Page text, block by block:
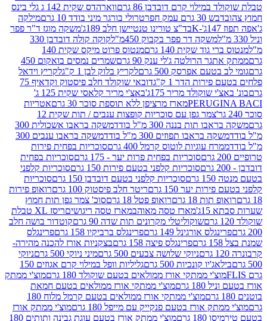
קרם דובדבן 86 גרם
ווארהדס שקית 142 ג גלי בינס
דבש 30 גרם עמק חפר
טרולי בורגר מיני בודד 10 גרם
מילקה
בד"צ טורינו טנטיישן חלב 189ג'
משקה מוגז ד"ר פפר
משקה דר פפר בקבוק 450מ"ל
קוקה קולה דובדבן 330
גוד שקית 140 גרם
מנטוס פרוט מיקס שקית 140
הרולטה ג'לי ענק 90 גרם
שמרים נמסים בואקום 450
אפרסק 500 גרם
לקריץ בלוק לבן 1 ק"ג
לקריץ וידאל
הדר 1 ק"ג
דובאי שוקולד חלב פיסטוק וקדאיף 75
שוקולד מריר 175ג'
באצ'י מריר קלאסי שקית 125 ג'
מארז מרציפן ללא תוספת סוכר 30 גרם
אטריות
צמר גפן עם סוכריות קופצות ענבים / תות שקית 12
תות בננה 300 מ"ל בודד
משקה בראבו אשכולית 300
בראבו תפוזים 300 מ"ל בודד
משקה בראבו ענבים 300
עוגיות לוטוס קרמל 400 גרם
סוכריות בפחית פירות
סוכריות בפחית פרות יער - 175 גרם
סוכריות בפחית
סוכריות קלפני בטעם פירות 150 גרם
סוכריות קלפני
סוכריות קלפני בטעם דובדבן 150 גרם
סוכריות
יער 150 גרם
ריטר חלב פיסטוק 100 גרם
רואופ פירות
תות 18 גרם
רואופ פטל 18 גרם
סוכ' צמר גפן תות חמוץ
מארז טסה מאוהב מארז טסה ריגושים
ריסז XL טבלת
שוקוליטלי מקרונים תות שדה 90 גרם
קוטדור בושה חלב
אורגינל 149 גרם
פרינגלס ברביקיו 158 גרם
פרינגלס
פרינגלס פיצה 158 גרם
בצקניות אורז להכנה מהירה-
ניוקי שלושה צבעים 500 גרם
מיני ניוקי 500 גרם
ניוקי
קונכיות 500 גרם
גליליות וופל במילוי קרם אגוזים 150
ממתקי אורז ממולאים בטעם שוקולד 180 גרם
מוצ'י ממתק
גרם
מוצ'י ממתקי אורז ממולאים בטעם חמאת
מוצ'י ממתקי אורז ממולאים בטעם קרמל מלוח 180
אורז בטעם פנקייק עם מייפל 180 גרם
מוצ'י ממתק אורז
גרם
מוצ'י ממתק אורז בטעם עוגת גבינה ותותים 180